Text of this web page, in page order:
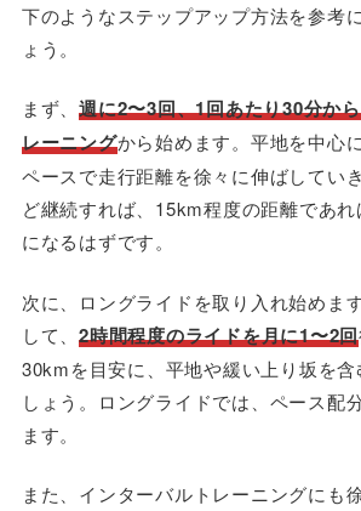
下のようなステップアップ方法を参考
ょう。
まず、週に2〜3回、1回あたり30分か
レーニングから始めます。平地を中心
ペースで走行距離を徐々に伸ばしてい
ど継続すれば、15km程度の距離であれ
になるはずです。
次に、ロングライドを取り入れ始めま
して、2時間程度のライドを月に1〜2回
30kmを目安に、平地や緩い上り坂を含
しょう。ロングライドでは、ペース配
ます。
また、インターバルトレーニングにも